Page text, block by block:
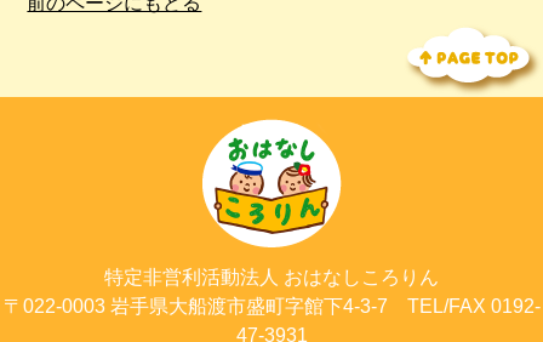
特定非営利活動法人 おはなしころりん
〒022-0003 岩手県大船渡市盛町字館下4-3-7 TEL/FAX 0192-
47-3931